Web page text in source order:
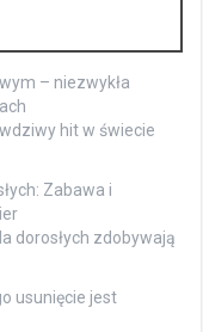
– niezwykła
hit w świecie
Zabawa i
dorosłych zdobywają
usunięcie jest